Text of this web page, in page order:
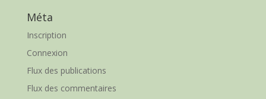
Méta
Inscription
Connexion
Flux des publications
Flux des commentaires